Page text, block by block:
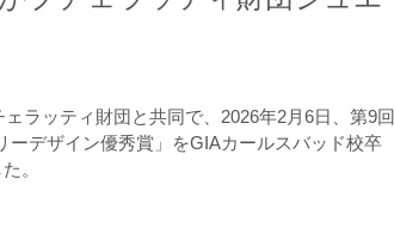
ラッティ財団と共同で、2026年2月6日、第9回
ーデザイン優秀賞」をGIAカールスバッド校卒
。